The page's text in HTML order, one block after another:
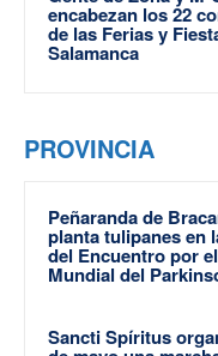
encabezan los 22
de las Ferias y
Salamanca
PROVINCIA
Peñaranda de
planta tulipanes en
del Encuentro por
Mundial del
Sancti Spíritus